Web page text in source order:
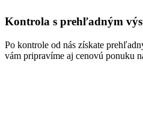
Kontrola s prehľadným
Po kontrole od nás získate
vám pripravíme aj cenovú ponuku